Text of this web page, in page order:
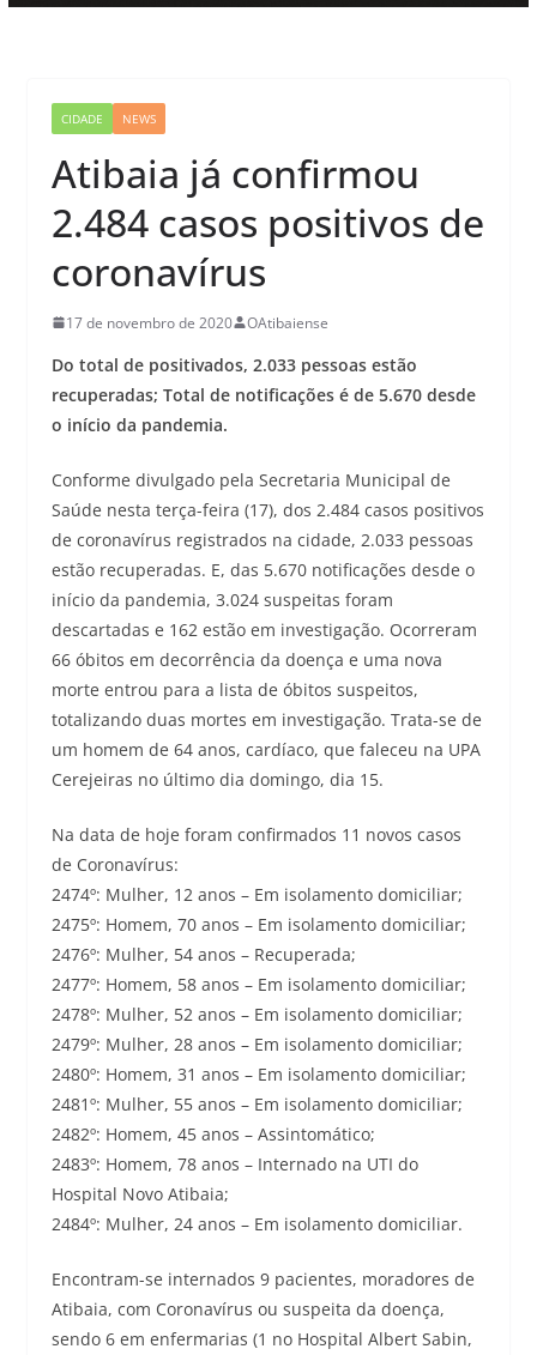
CIDADE NEWS
Atibaia já confirmou
2.484 casos positivos de
coronavírus
17 de novembro de 2020 OAtibaiense
Do total de positivados, 2.033 pessoas estão
recuperadas; Total de notificações é de 5.670 desde
o início da pandemia.
Conforme divulgado pela Secretaria Municipal de
Saúde nesta terça-feira (17), dos 2.484 casos positivos
de coronavírus registrados na cidade, 2.033 pessoas
estão recuperadas. E, das 5.670 notificações desde o
início da pandemia, 3.024 suspeitas foram
descartadas e 162 estão em investigação. Ocorreram
66 óbitos em decorrência da doença e uma nova
morte entrou para a lista de óbitos suspeitos,
totalizando duas mortes em investigação. Trata-se de
um homem de 64 anos, cardíaco, que faleceu na UPA
Cerejeiras no último dia domingo, dia 15.
Na data de hoje foram confirmados 11 novos casos
de Coronavírus:
2474º: Mulher, 12 anos – Em isolamento domiciliar;
2475º: Homem, 70 anos – Em isolamento domiciliar;
2476º: Mulher, 54 anos – Recuperada;
2477º: Homem, 58 anos – Em isolamento domiciliar;
2478º: Mulher, 52 anos – Em isolamento domiciliar;
2479º: Mulher, 28 anos – Em isolamento domiciliar;
2480º: Homem, 31 anos – Em isolamento domiciliar;
2481º: Mulher, 55 anos – Em isolamento domiciliar;
2482º: Homem, 45 anos – Assintomático;
2483º: Homem, 78 anos – Internado na UTI do
Hospital Novo Atibaia;
2484º: Mulher, 24 anos – Em isolamento domiciliar.
Encontram-se internados 9 pacientes, moradores de
Atibaia, com Coronavírus ou suspeita da doença,
sendo 6 em enfermarias (1 no Hospital Albert Sabin,